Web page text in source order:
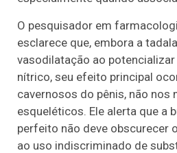
O pesquisador em
esclarece que, embora a
vasodilatação ao
nítrico, seu efeito principal
cavernosos do pênis, não nos
esqueléticos. Ele alerta que a
perfeito não deve obscurecer
ao uso indiscriminado de